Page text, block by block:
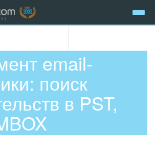
email-
поиск
в PST,